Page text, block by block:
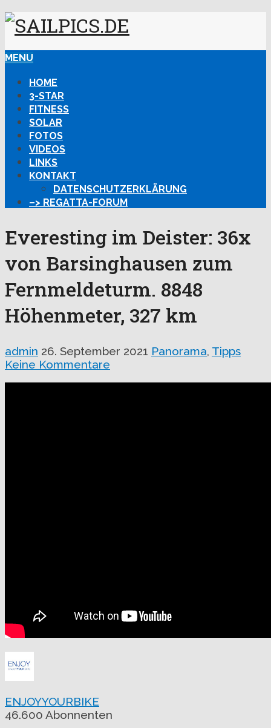
MENU
HOME
3-STAR
FITNESS
SOLAR
FOTOS
VIDEOS
LINKS
KONTAKT
DATENSCHUTZERKLÄRUNG
–> REGATTA-FORUM
Everesting im Deister: 36x
von Barsinghausen zum
Fernmeldeturm. 8848
Höhenmeter, 327 km
admin 26. September 2021 Panorama, Tipps
Keine Kommentare
ENJOYYOURBIKE
46.600 Abonnenten